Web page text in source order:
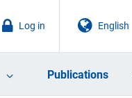
English
Log in
Publications